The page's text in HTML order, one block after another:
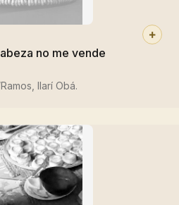
no me vende
Ilarí Obá.